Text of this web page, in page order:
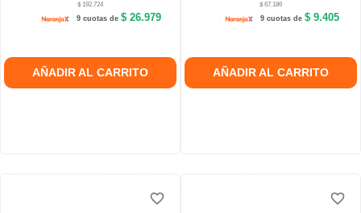
$ 192.724
9 cuotas de$ 26.979
AÑADIR AL CARRITO
$ 67.186
9 cuotas de $ 9.405
AÑADIR AL CARRITO
favorite_border
favorite_border
favorite_border favorite_border
favorite_border
favorite_border